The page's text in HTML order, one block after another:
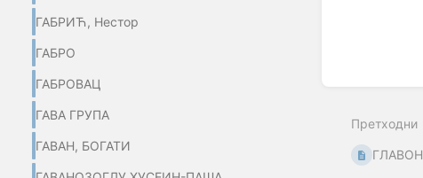
ГАБРИЋ, Нестор
ГАБРО
ГАБРОВАЦ
ГАВА ГРУПА
ГАВАН, БОГАТИ
Претходни